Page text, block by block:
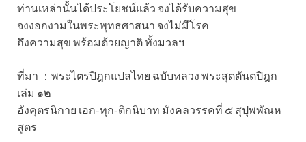
ท่านเหล่านั้นได้ประโยชน์แล้ว จงได้รับความสุข
จงงอกงามในพระพุทธศาสนา จงไม่มีโรค
ถึงความสุข พร้อมด้วยญาติ ทั้งมวลฯ
ที่มา ：พระไตรปิฎกแปลไทย ฉบับหลวง พระสุตตันตปิฎก
เล่ม ๑๒
อังคุตรนิกาย เอก-ทุก-ติกนิบาท มังคลวรรคที่ ๕ สุปุพพัณห
สูตร